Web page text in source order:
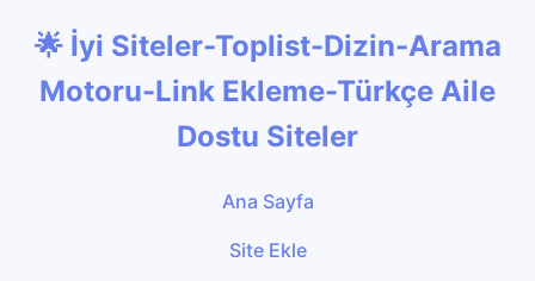
🌟 İyi Siteler-Toplist-Dizin-Arama
Motoru-Link Ekleme-Türkçe Aile
Dostu Siteler
Ana Sayfa
Site Ekle